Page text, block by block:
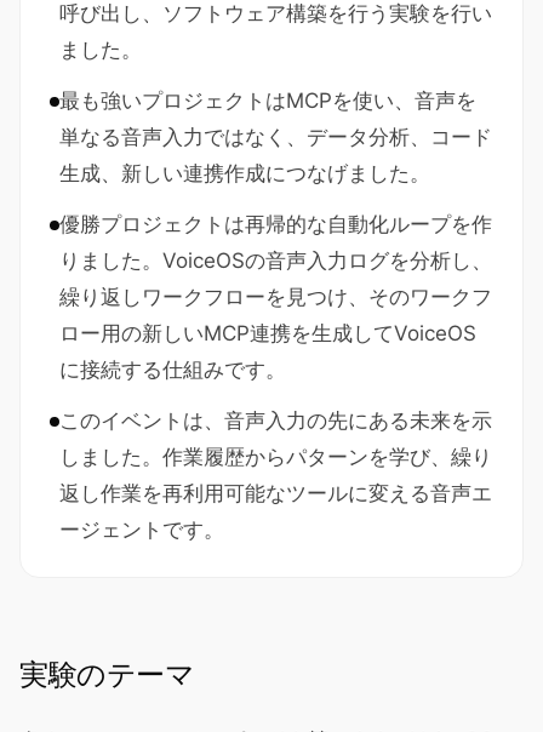
呼び出し、ソフトウェア構築を行う実験を行い
ました。
最も強いプロジェクトはMCPを使い、音声を
単なる音声入力ではなく、データ分析、コード
生成、新しい連携作成につなげました。
優勝プロジェクトは再帰的な自動化ループを作
りました。VoiceOSの音声入力ログを分析し、
繰り返しワークフローを見つけ、そのワークフ
ロー用の新しいMCP連携を生成してVoiceOS
に接続する仕組みです。
このイベントは、音声入力の先にある未来を示
しました。作業履歴からパターンを学び、繰り
返し作業を再利用可能なツールに変える音声エ
ージェントです。
実験のテーマ